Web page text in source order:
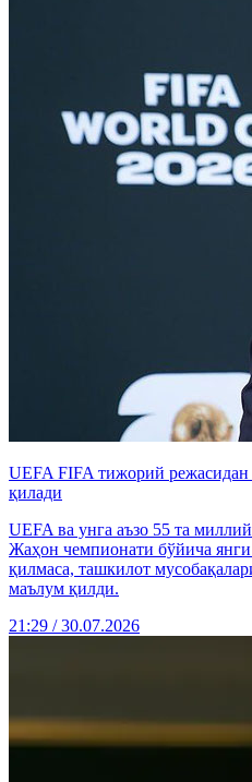
UEFA FIFA тижорий
қилади
UEFA ва унга аъзо 55 та
Жаҳон чемпионати бўйича
қилмаса, ташкилот
маълум қилди.
21:29 / 30.07.2026